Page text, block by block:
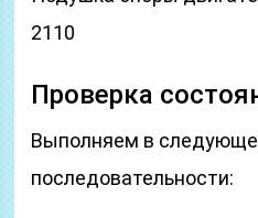
2110
Проверка
Выполняем в
последовательности: